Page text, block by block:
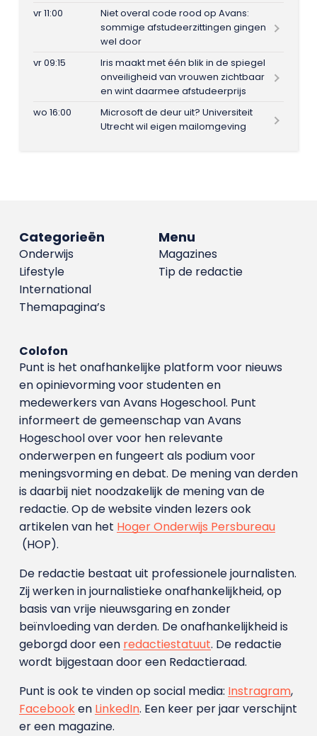
vr 11:00
Niet overal code rood op Avans:
sommige afstudeerzittingen gingen
wel door
vr 09:15
Iris maakt met één blik in de spiegel
onveiligheid van vrouwen zichtbaar
en wint daarmee afstudeerprijs
wo 16:00
Microsoft de deur uit? Universiteit
Utrecht wil eigen mailomgeving
Menu
Magazines
Tip de redactie
Categorieën
Onderwijs
Lifestyle
International
Themapagina’s
Colofon
Punt is het onafhankelijke platform voor nieuws
en opinievorming voor studenten en
medewerkers van Avans Hoge­school. Punt
informeert de gemeenschap van Avans
Hogeschool over voor hen relevante
onderwerpen en fungeert als podium voor
meningsvorming en debat. De mening van derden
is daarbij niet noodzakelijk de mening van de
redactie. Op de website vinden lezers ook
artikelen van het Hoger Onderwijs Persbureau
(HOP).
De redactie bestaat uit professionele journalisten.
Zij werken in journalistieke onafhankelijkheid, op
basis van vrije nieuwsgaring en zonder
beïnvloeding van derden. De onafhankelijkheid is
geborgd door een redactiestatuut. De redactie
wordt bijgestaan door een Redactieraad.
Punt is ook te vinden op social media: Instragram,
Facebooken LinkedIn. Een keer per jaar verschijnt
er een magazine.